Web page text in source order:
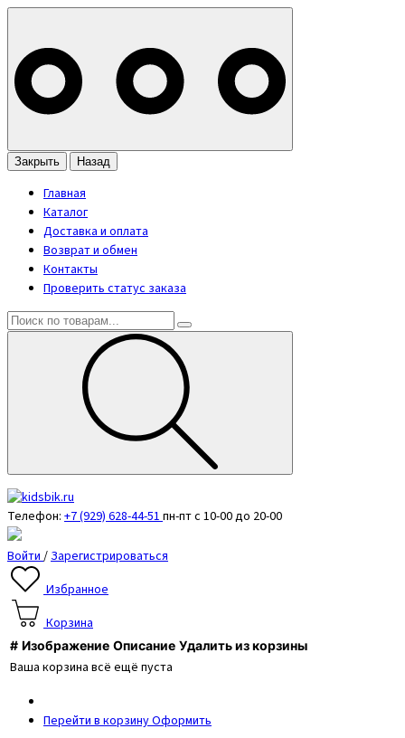
Закрыть Назад
Главная
Каталог
Доставка и оплата
Возврат и обмен
Контакты
Проверить статус заказа
Телефон: +7 (929) 628-44-51пн-пт с 10-00 до 20-00
Войти/Зарегистрироваться
Избранное
Корзина
# Изображение Описание Удалить из корзины
Ваша корзина всё ещё пуста
Перейти в корзинуОформить